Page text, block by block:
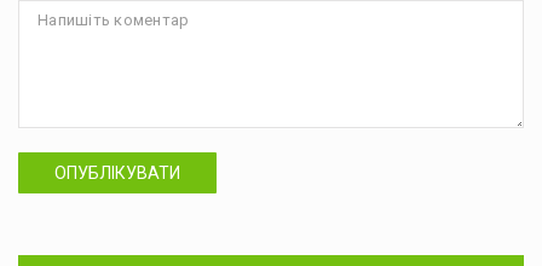
ОПУБЛІКУВАТИ